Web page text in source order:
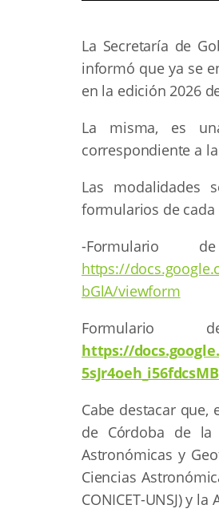
La Secretaría de
informó que ya se
en la edición 2026
La misma, es
correspondiente a
Las modalidades
formularios de cada
-Formulario
https://
bGlA/viewform
Formulario
https://
Cabe destacar
de Córdoba de la
Astronómicas y
Ciencias
CONICET-UNSJ) y